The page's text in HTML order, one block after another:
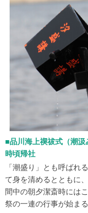
■品川海上禊祓式（潮
時頃帰社
「潮盛り」とも呼ばれ
て身を清めるとともに
間中の朝夕潔斎時には
祭の一連の行事が始まる